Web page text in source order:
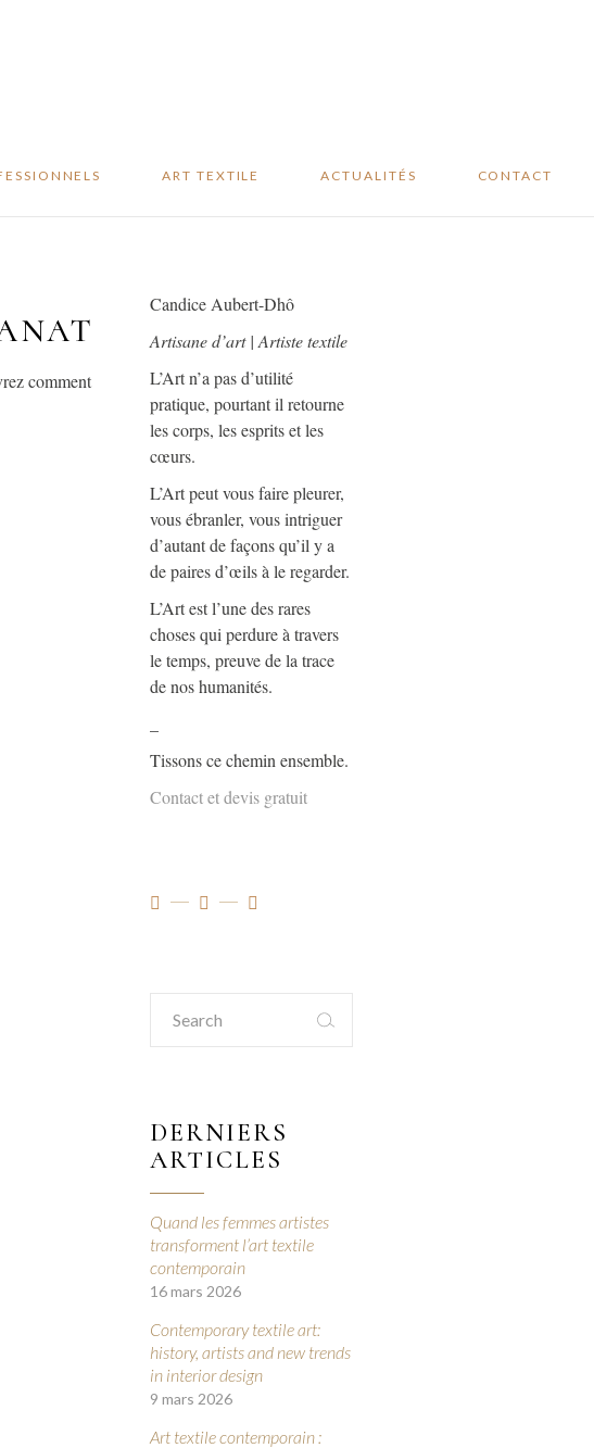
ART TEXTILE
Oeuvres
disponibles
ACTUALITÉS CONTACT
comment
Candice Aubert-Dhô
Artisane d’art | Artiste textile
L’Art n’a pas d’utilité
pratique, pourtant il retourne
les corps, les esprits et les
cœurs.
L’Art peut vous faire pleurer,
vous ébranler, vous intriguer
d’autant de façons qu’il y a
de paires d’œils à le regarder.
L’Art est l’une des rares
choses qui perdure à travers
le temps, preuve de la trace
de nos humanités.
Tissons ce chemin ensemble.
Contact et devis gratuit
Search
for:
DERNIERS
ARTICLES
Quand les femmes artistes
transforment l’art textile
contemporain
16 mars 2026
Contemporary textile art:
history, artists and new trends
in interior design
9 mars 2026
Art textile contemporain :